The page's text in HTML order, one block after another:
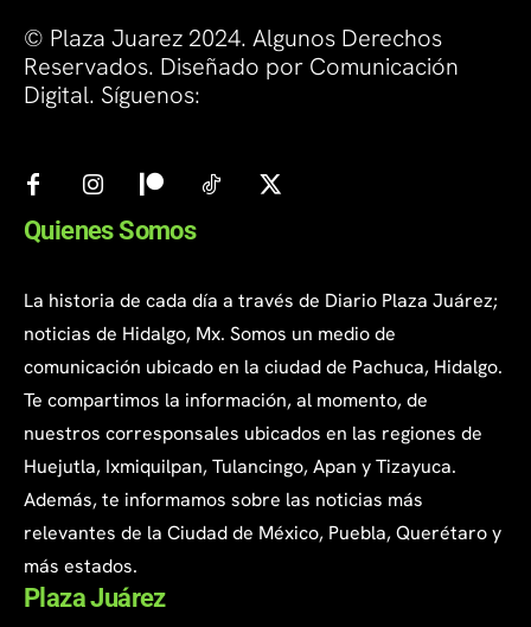
© Plaza Juarez 2024. Algunos Derechos
Reservados. Diseñado por Comunicación
Digital. Síguenos:
Quienes Somos
La historia de cada día a través de Diario Plaza Juárez;
noticias de Hidalgo, Mx. Somos un medio de
comunicación ubicado en la ciudad de Pachuca, Hidalgo.
Te compartimos la información, al momento, de
nuestros corresponsales ubicados en las regiones de
Huejutla, Ixmiquilpan, Tulancingo, Apan y Tizayuca.
Además, te informamos sobre las noticias más
relevantes de la Ciudad de México, Puebla, Querétaro y
más estados.
Plaza Juárez